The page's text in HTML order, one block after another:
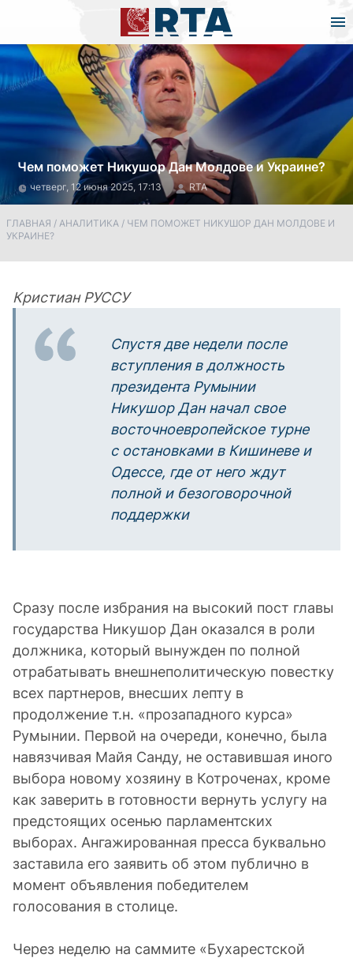
Чем поможет Никушор Дан Молдове и Украине?
четверг, 12 июня 2025, 17:13 RTA
ГЛАВНАЯ / АНАЛИТИКА / ЧЕМ ПОМОЖЕТ НИКУШОР ДАН МОЛДОВЕ И
УКРАИНЕ?
Кристиан РУССУ
Спустя две недели после
вступления в должность
президента Румынии
Никушор Дан начал свое
восточноевропейское турне
с остановками в Кишиневе и
Одессе, где от него ждут
полной и безоговорочной
поддержки
Сразу после избрания на высокий пост главы
государства Никушор Дан оказался в роли
должника, который вынужден по полной
отрабатывать внешнеполитическую повестку
всех партнеров, внесших лепту в
продолжение т.н. «прозападного курса»
Румынии. Первой на очереди, конечно, была
навязчивая Майя Санду, не оставившая иного
выбора новому хозяину в Котроченах, кроме
как заверить в готовности вернуть услугу на
предстоящих осенью парламентских
выборах. Ангажированная пресса буквально
заставила его заявить об этом публично в
момент объявления победителем
голосования в столице.
Через неделю на саммите «Бухарестской